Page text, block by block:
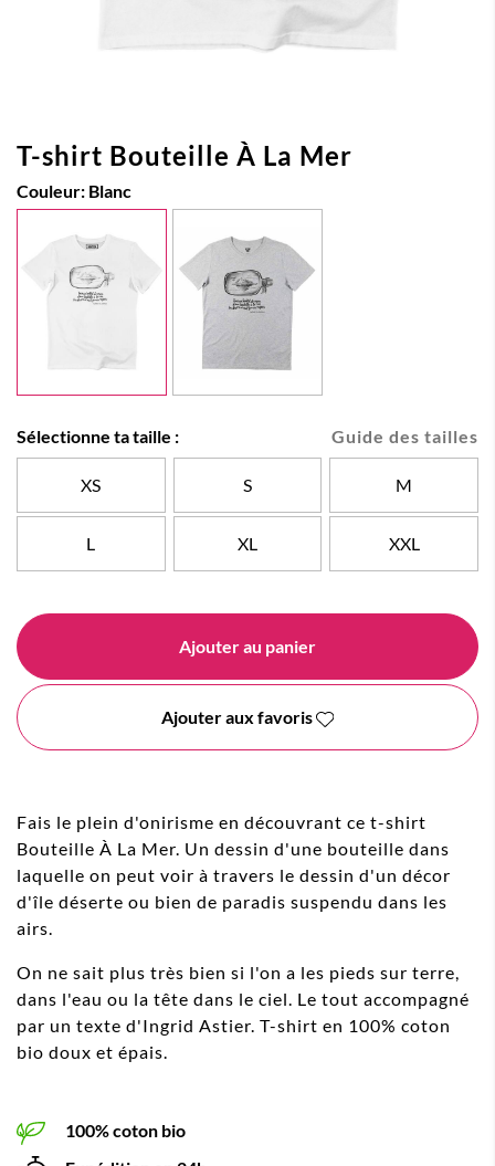
T-shirt Bouteille À La Mer
Couleur: Blanc
Guide des tailles
Sélectionne ta taille :
XS S M
L XL XXL
Ajouter au panier
Ajouter aux favoris
Fais le plein d'onirisme en découvrant ce t-shirt
Bouteille À La Mer. Un dessin d'une bouteille dans
laquelle on peut voir à travers le dessin d'un décor
d'île déserte ou bien de paradis suspendu dans les
airs.
On ne sait plus très bien si l'on a les pieds sur terre,
dans l'eau ou la tête dans le ciel. Le tout accompagné
par un texte d'Ingrid Astier. T-shirt en 100% coton
bio doux et épais.
100% coton bio